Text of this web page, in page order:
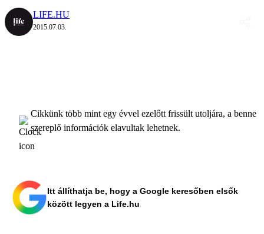
LIFE.HU
2015.07.03.
Cikkünk több mint egy évvel ezelőtt frissült utoljára, a benne
szereplő információk elavultak lehetnek.
Itt állíthatja be, hogy a Google keresőben elsők
között legyen a Life.hu